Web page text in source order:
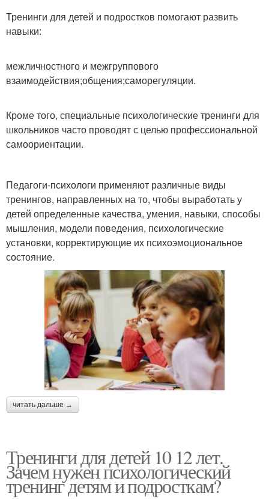
Тренинги для детей и подростков помогают развить
навыки:
межличностного и межгруппового
взаимодействия;общения;саморегуляции.
Кроме того, специальные психологические тренинги для
школьников часто проводят с целью профессиональной
самоориентации.
Педагоги-психологи применяют различные виды
тренингов, направленных на то, чтобы выработать у
детей определенные качества, умения, навыки, способы
мышления, модели поведения, психологические
установки, корректирующие их психоэмоциональное
состояние.
читать дальше →
Тренинги для детей 10 12 лет.
Зачем нужен психологический
тренинг детям и подросткам?